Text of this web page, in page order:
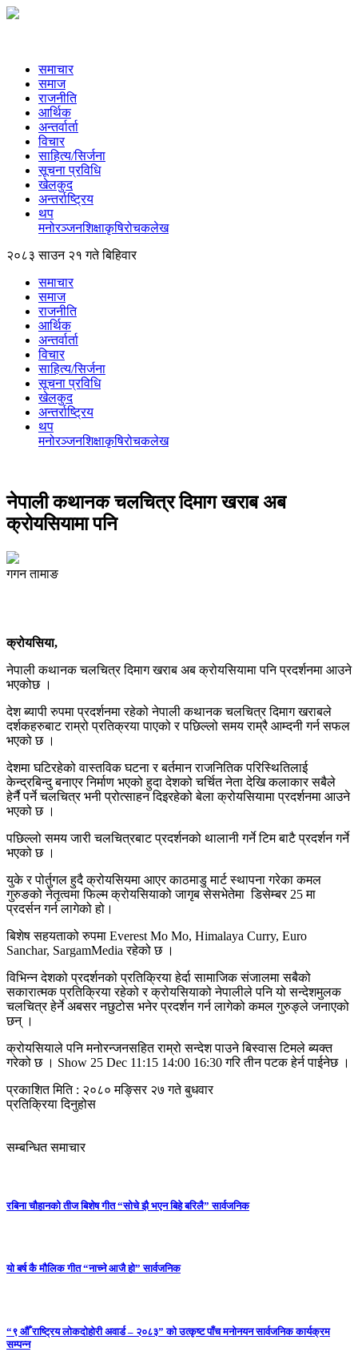
समाचार
समाज
राजनीति
आर्थिक
अन्तर्वार्ता
विचार
साहित्य/सिर्जना
सूचना प्रविधि
खेलकुद
अन्तर्राष्ट्रिय
थप
मनोरञ्‍जनशिक्षाकृषिरोचकलेख
२०८३ साउन २१ गते बिहिवार
समाचार
समाज
राजनीति
आर्थिक
अन्तर्वार्ता
विचार
साहित्य/सिर्जना
सूचना प्रविधि
खेलकुद
अन्तर्राष्ट्रिय
थप
मनोरञ्‍जनशिक्षाकृषिरोचकलेख
नेपाली कथानक चलचित्र दिमाग खराब अब
क्रोयसियामा पनि
गगन तामाङ
क्रोयसिया,
नेपाली कथानक चलचित्र दिमाग खराब अब क्रोयसियामा पनि प्रदर्शनमा आउने
भएकोछ ।
देश ब्यापी रुपमा प्रदर्शनमा रहेको नेपाली कथानक चलचित्र दिमाग खराबले
दर्शकहरुबाट राम्रो प्रतिक्रया पाएको र पछिल्लो समय राम्रै आम्दनी गर्न सफल
भएको छ ।
देशमा घटिरहेको वास्तविक घटना र बर्तमान राजनितिक परिस्थितिलाई
केन्द्रबिन्दु बनाएर निर्माण भएको हुदा देशको चर्चित नेता देखि कलाकार सबैले
हेर्नै पर्ने चलचित्र भनी प्रोत्साहन दिइरहेको बेला क्रोयसियामा प्रदर्शनमा आउने
भएको छ ।
पछिल्लो समय जारी चलचित्रबाट प्रदर्शनको थालानी गर्ने टिम बाटै प्रदर्शन गर्ने
भएको छ ।
युके र पोर्तुगल हुदै क्रोयसियमा आएर काठमाडु मार्ट स्थापना गरेका कमल
गुरुङको नेतृत्वमा फिल्म क्रोयसियाको जागृब सेसभेतेमा डिसेम्बर 25 मा
प्रदर्सन गर्न लागेको हो।
बिशेष सहयताको रुपमा Everest Mo Mo, Himalaya Curry, Euro
Sanchar, SargamMedia रहेको छ ।
विभिन्न देशको प्रदर्शनको प्रतिक्रिया हेर्दा सामाजिक संजालमा सबैको
सकारात्मक प्रतिक्रिया रहेको र क्रोयसियाको नेपालीले पनि यो सन्देशमुलक
चलचित्र हेर्ने अबसर नछुटोस भनेर प्रदर्शन गर्न लागेको कमल गुरुङ्ले जनाएको
छन् ।
क्रोयसियाले पनि मनोरन्जनसहित राम्रो सन्देश पाउने बिस्वास टिमले ब्यक्त
गरेको छ । Show 25 Dec 11:15 14:00 16:30 गरि तीन पटक हेर्न पाईनेछ ।
प्रकाशित मिति : २०८० मङ्सिर २७ गते बुधवार
प्रतिक्रिया दिनुहोस
सम्बन्धित समाचार
रबिना चौहानको तीज बिशेष गीत “सोचे झै भएन बिहे बरिलै” सार्वजनिक
यो बर्ष कै मौलिक गीत “नाच्ने आजै हो” सार्वजनिक
“९ औँ राष्ट्रिय लोकदोहोरी अवार्ड – २०८३” को उत्कृष्ट पाँच मनोनयन सार्वजनिक कार्यक्रम
सम्पन्न